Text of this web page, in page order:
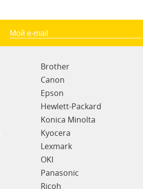
Brother
Canon
Epson
Hewlett-Packard
Konica Minolta
Kyocera
Lexmark
OKI
Panasonic
Ricoh